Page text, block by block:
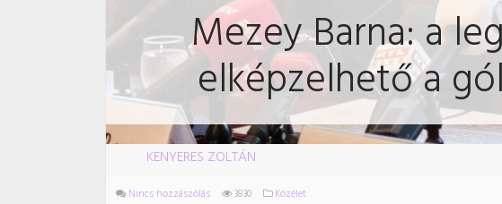
Mezey Barna: a
elképzelhető a
KENYERES ZOLTÁN
Nincs hozzászólás 3830 Közélet